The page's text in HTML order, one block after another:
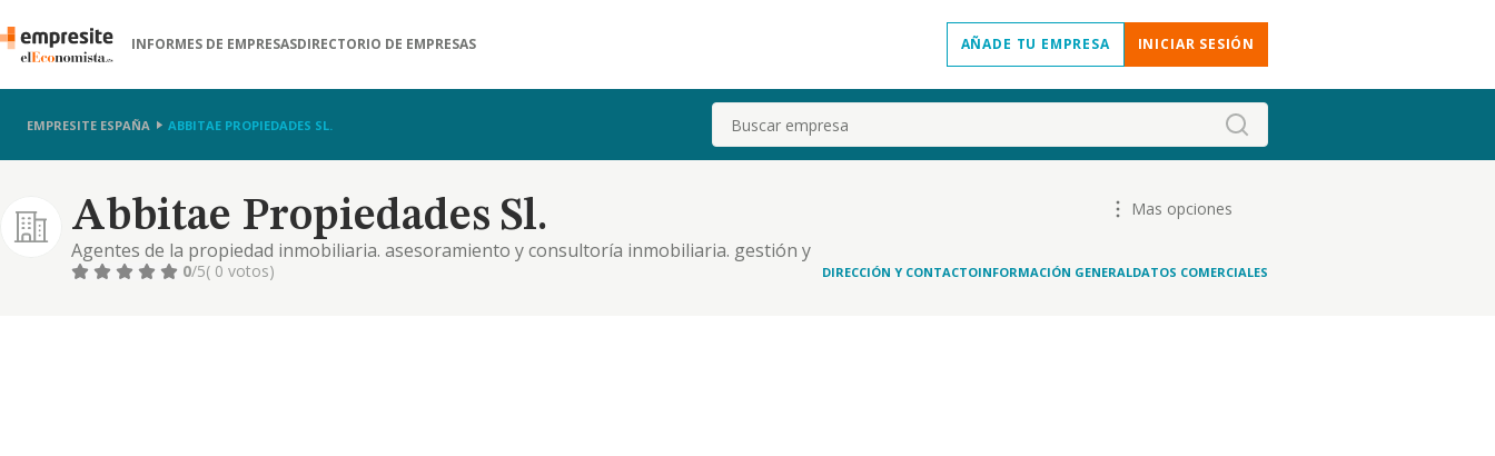
INFORMES DE EMPRESASDIRECTORIO DE EMPRESAS AÑADE TU EMPRESA INICIAR SESIÓN
EMPRESITE ESPAÑA ABBITAE PROPIEDADES SL. Buscar
Abbitae Propiedades Sl.
Agentes de la propiedad inmobiliaria. asesoramiento y consultoría inmobiliaria. gestión y
administración de la propiedad inmobiliaria. así como la adquisición, explotación y enajenación de
Mas opciones
0/5( 0 votos) DIRECCIÓN Y CONTACTOINFORMACIÓN GENERALDATOS COMERCIALES